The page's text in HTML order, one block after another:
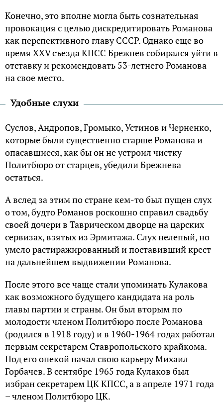
Конечно, это вполне могла быть сознательная
провокация с целью дискредитировать Романова
как перспективного главу СССР. Однако еще во
время XXV съезда КПСС Брежнев собирался уйти в
отставку и рекомендовать 53-летнего Романова
на свое место.
Удобные слухи
Суслов, Андропов, Громыко, Устинов и Черненко,
которые были существенно старше Романова и
опасавшиеся, как бы он не устроил чистку
Политбюро от старцев, убедили Брежнева
остаться.
А вслед за этим по стране кем-то был пущен слух
о том, будто Романов роскошно справил свадьбу
своей дочери в Таврическом дворце на царских
сервизах, взятых из Эрмитажа. Слух нелепый, но
умело растиражированный и поставивший крест
на дальнейшем выдвижении Романова.
После этого все чаще стали упоминать Кулакова
как возможного будущего кандидата на роль
главы партии и страны. Он был вторым по
молодости членом Политбюро после Романова
(родился в 1918 году) и в 1960-1964 годах работал
первым секретарем Ставропольского крайкома.
Под его опекой начал свою карьеру Михаил
Горбачев. В сентябре 1965 года Кулаков был
избран секретарем ЦК КПСС, а в апреле 1971 года
– членом Политбюро ЦК.